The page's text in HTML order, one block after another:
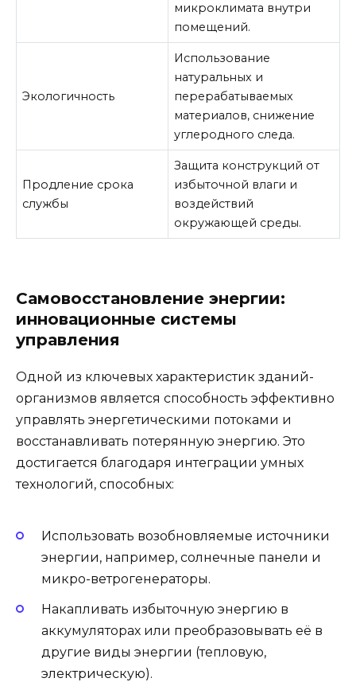
микроклимата внутри
помещений.
Экологичность
Использование
натуральных и
перерабатываемых
материалов, снижение
углеродного следа.
Продление срока
службы
Защита конструкций от
избыточной влаги и
воздействий
окружающей среды.
Самовосстановление энергии:
инновационные системы
управления
Одной из ключевых характеристик зданий-
организмов является способность эффективно
управлять энергетическими потоками и
восстанавливать потерянную энергию. Это
достигается благодаря интеграции умных
технологий, способных:
Использовать возобновляемые источники
энергии, например, солнечные панели и
микро-ветрогенераторы.
Накапливать избыточную энергию в
аккумуляторах или преобразовывать её в
другие виды энергии (тепловую,
электрическую).